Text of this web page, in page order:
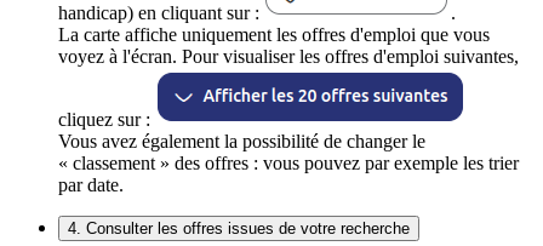
handicap) en cliquant sur :
.
La carte affiche uniquement les offres d'emploi que vous
voyez à l'écran. Pour visualiser les offres d'emploi suivantes,
cliquez sur :
Vous avez également la possibilité de changer le
« classement » des offres : vous pouvez par exemple les trier
par date.
4. Consulter les offres issues de votre recherche